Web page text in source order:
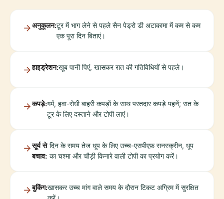
अनुकूलन:टूर में भाग लेने से पहले सैन पेड्रो डी अटाकामा में कम से कम
एक पूरा दिन बिताएं।
हाइड्रेशन:खूब पानी पिएं, खासकर रात की गतिविधियों से पहले।
कपड़े:गर्म, हवा-रोधी बाहरी कपड़ों के साथ परतदार कपड़े पहनें; रात के
टूर के लिए दस्ताने और टोपी लाएं।
सूर्य से
बचाव:
दिन के समय तेज धूप के लिए उच्च-एसपीएफ़ सनस्क्रीन, धूप
का चश्मा और चौड़ी किनारे वाली टोपी का प्रयोग करें।
बुकिंग:खासकर उच्च मांग वाले समय के दौरान टिकट अग्रिम में सुरक्षित